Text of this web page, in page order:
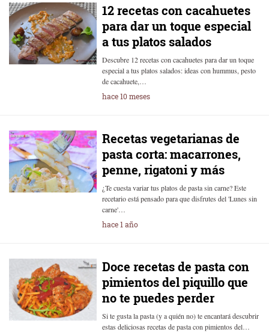
12 recetas con cacahuetes
para dar un toque especial
a tus platos salados
Descubre 12 recetas con cacahuetes para dar un toque
especial a tus platos salados: ideas con hummus, pesto
de cacahuete,…
hace 10 meses
Recetas vegetarianas de
pasta corta: macarrones,
penne, rigatoni y más
¿Te cuesta variar tus platos de pasta sin carne? Este
recetario está pensado para que disfrutes del 'Lunes sin
carne'…
hace 1 año
Doce recetas de pasta con
pimientos del piquillo que
no te puedes perder
Si te gusta la pasta (y a quién no) te encantará descubrir
estas deliciosas recetas de pasta con pimientos del…